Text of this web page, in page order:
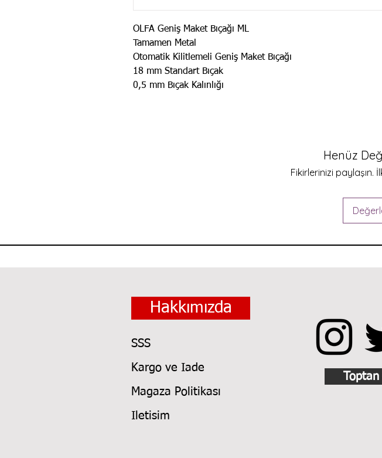
OLFA Geniş Maket Bıçağı ML
Tamamen Metal
Otomatik Kilitlemeli Geniş Maket Bıçağı
18 mm Standart Bıçak
0,5 mm Bıçak Kalınlığı
Henüz
Fikirlerinizi paylaşın.
SSS
Kargo ve Iade
Magaza Politikası
Iletisim
Hakkımızda